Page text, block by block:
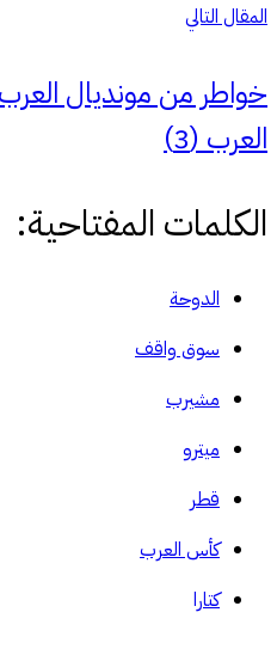
المقال التالي
خواطر من مونديال
العرب (3)
الكلمات المفتاحية:
الدوحة
سوق واقف
مشيرب
ميترو
قطر
كأس العرب
كتارا